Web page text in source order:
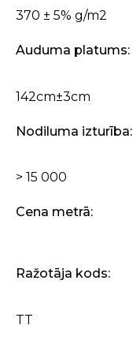
370 ± 5% g/m2
Auduma platums:
142cm±3cm
Nodiluma izturība:
> 15 000
Cena metrā:
Ražotāja kods:
TT